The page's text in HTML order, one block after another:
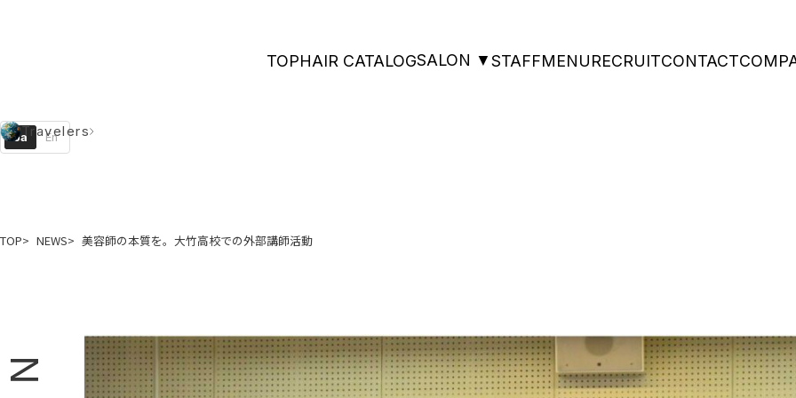
TOPHAIR CATALOGSALON ▼STAFFMENURECRUITCONTACT
Ja En
Travelers
TOP NEWS 美容師の本質を。大竹高校での外部講師活動